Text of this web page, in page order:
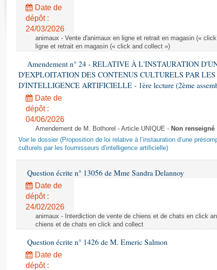
Rapports législatifs
Rapports sur l'application des lois
Baromètre de l’application des lois
Dossiers législatifs
Budget et sécurité sociale
Questions écrites et orales
Comptes rendus des débats
Date de
dépôt :
24/03/2026
animaux - Vente d'animaux en ligne et retrait en magasin («
ligne et retrait en magasin (« click and collect »)
Amendement n° 24 - RELATIVE À L'INSTAURATION
D'EXPLOITATION DES CONTENUS CULTURELS PAR LES
D'INTELLIGENCE ARTIFICIELLE - 1ère lecture (2ème
Date de
dépôt :
04/06/2026
Amendement de M. Bothorel - Article UNIQUE - Non renseigné
Voir le dossier (Proposition de loi relative à l’instauration d’une
culturels par les fournisseurs d’intelligence artificielle)
Question écrite n° 13056 de Mme Sandra Delannoy
Date de
dépôt :
24/02/2026
animaux - Interdiction de vente de chiens et de chats en click
chiens et de chats en click and collect
Question écrite n° 1426 de M. Emeric Salmon
Date de
dépôt :